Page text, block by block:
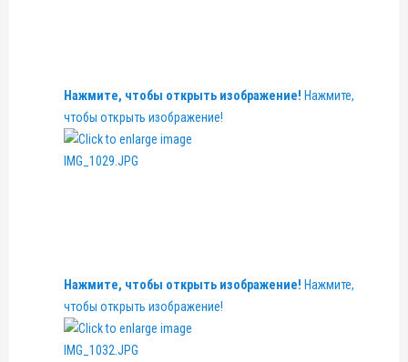
Нажмите, чтобы открыть изображение! Нажмите,
чтобы открыть изображение!
Нажмите, чтобы открыть изображение! Нажмите,
чтобы открыть изображение!